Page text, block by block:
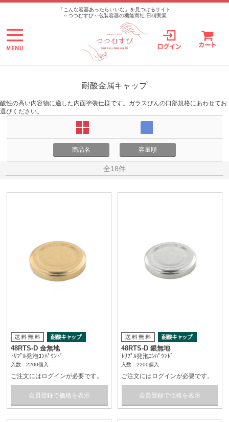
>
「こんな容器あったらいいな」を見つけるサイト
～つつむすび～包装容器の機能商社 日硝実業
耐酸金属キャップ
酸性の高い内容物に適した内面塗装仕様です。ガラスびんの口部規格にあわせてお
選びください。
商品名 容量順
全18件
48RTS-D 金無地
ﾄﾘﾌﾟﾙ発泡ｺﾝﾊﾟｳﾝﾄﾞ
入数：2200個入
ご注文にはログインが必要です。
会員登録で価格を表示
48RTS-D 銀無地
ﾄﾘﾌﾟﾙ発泡ｺﾝﾊﾟｳﾝﾄﾞ
入数：2200個入
ご注文にはログインが必要です。
会員登録で価格を表示